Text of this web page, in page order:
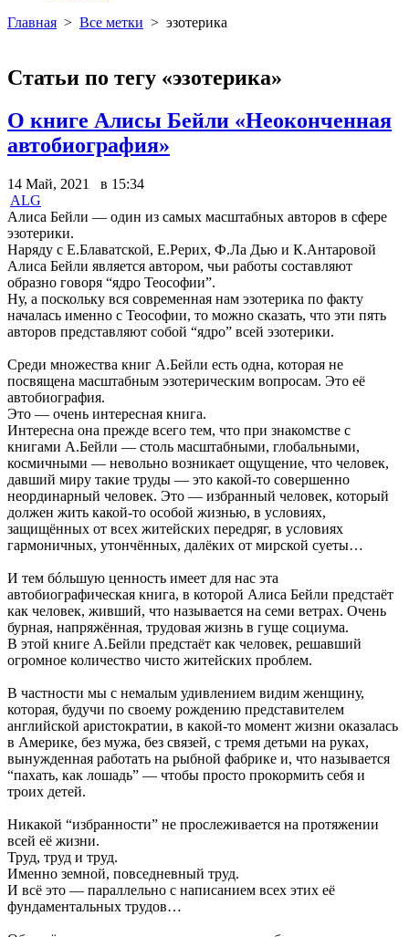
Главная > Все метки > эзотерика
Статьи по тегу «эзотерика»
О книге Алисы Бейли «Неоконченная
автобиография»
14 Май, 2021 в 15:34
ALG
Алиса Бейли — один из самых масштабных авторов в сфере
эзотерики.
Наряду с Е.Блаватской, Е.Рерих, Ф.Ла Дью и К.Антаровой
Алиса Бейли является автором, чьи работы составляют
образно говоря “ядро Теософии”.
Ну, а поскольку вся современная нам эзотерика по факту
началась именно с Теософии, то можно сказать, что эти пять
авторов представляют собой “ядро” всей эзотерики.
Среди множества книг А.Бейли есть одна, которая не
посвящена масштабным эзотерическим вопросам. Это её
автобиография.
Это — очень интересная книга.
Интересна она прежде всего тем, что при знакомстве с
книгами А.Бейли — столь масштабными, глобальными,
космичными — невольно возникает ощущение, что человек,
давший миру такие труды — это какой-то совершенно
неординарный человек. Это — избранный человек, который
должен жить какой-то особой жизнью, в условиях,
защищённых от всех житейских передряг, в условиях
гармоничных, утончённых, далёких от мирской суеты…
И тем бóльшую ценность имеет для нас эта
автобиографическая книга, в которой Алиса Бейли предстаёт
как человек, живший, что называется на семи ветрах. Очень
бурная, напряжённая, трудовая жизнь в гуще социума.
В этой книге А.Бейли предстаёт как человек, решавший
огромное количество чисто житейских проблем.
В частности мы с немалым удивлением видим женщину,
которая, будучи по своему рождению представителем
английской аристократии, в какой-то момент жизни оказалась
в Америке, без мужа, без связей, с тремя детьми на руках,
вынужденная работать на рыбной фабрике и, что называется
“пахать, как лошадь” — чтобы просто прокормить себя и
троих детей.
Никакой “избранности” не прослеживается на протяжении
всей её жизни.
Труд, труд и труд.
Именно земной, повседневный труд.
И всё это — параллельно с написанием всех этих её
фундаментальных трудов…